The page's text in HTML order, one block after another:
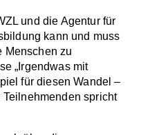
und die Agentur für
kann und muss
Menschen zu
„Irgendwas mit
für diesen Wandel –
spricht